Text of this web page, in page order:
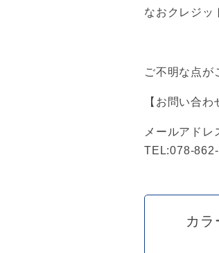
なおクレジッ
ご不明な点が
【お問い合
メールアド
TEL:078-
カ